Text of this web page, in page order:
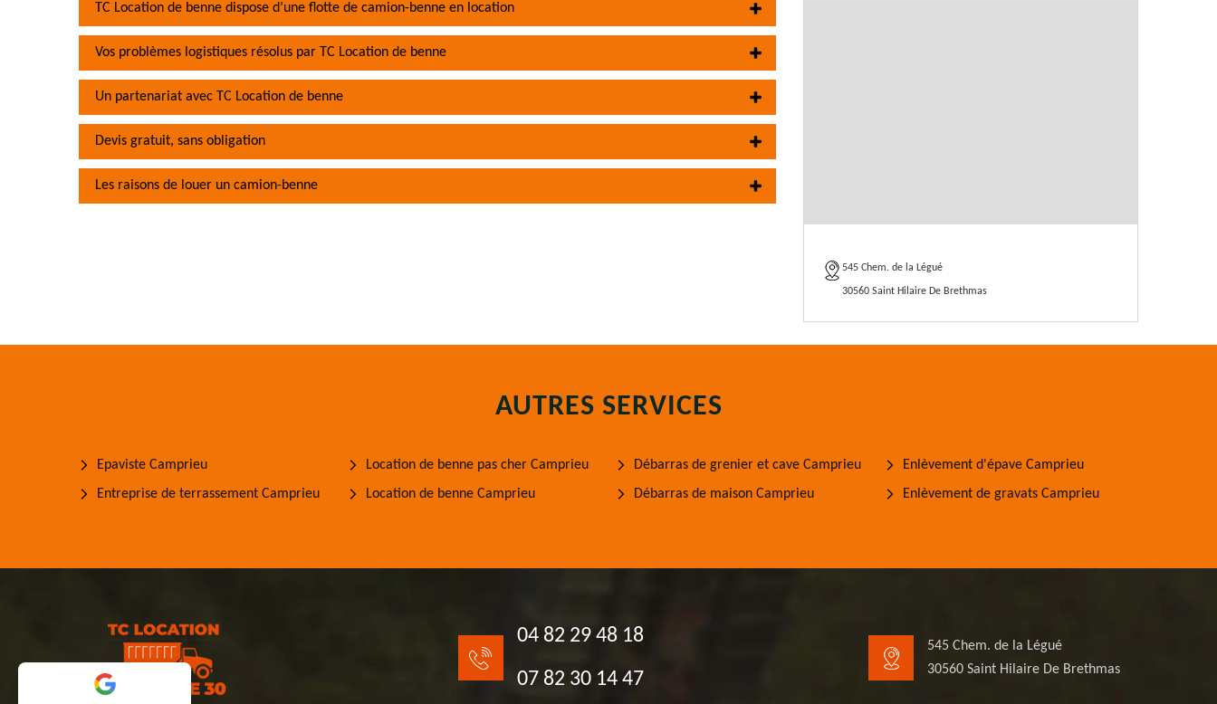
TC Location de benne dispose d’une flotte de camion-benne en location
Vos problèmes logistiques résolus par TC Location de benne
Un partenariat avec TC Location de benne
Devis gratuit, sans obligation
Les raisons de louer un camion-benne
545 Chem. de la Légué
30560 Saint Hilaire De Brethmas
AUTRES SERVICES
Epaviste Camprieu
Entreprise de terrassement Camprieu
Location de benne pas cher Camprieu
Location de benne Camprieu
Débarras de grenier et cave Camprieu
Débarras de maison Camprieu
Enlèvement d'épave Camprieu
Enlèvement de gravats Camprieu
04 82 29 48 18
07 82 30 14 47
545 Chem. de la Légué
30560 Saint Hilaire De Brethmas